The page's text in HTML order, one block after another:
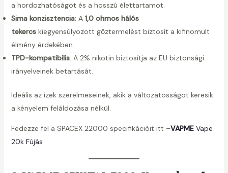
a hordozhatóságot és a hosszú élettartamot.
Sima konzisztencia: A 1,0 ohmos hálós
tekercskiegyensúlyozott gőztermelést biztosít a kifinomult
élmény érdekében.
TPD-kompatibilis: A 2% nikotin biztosítja az EU biztonsági
irányelveinek betartását.
Ideális az ízek szerelmeseinek, akik a változatosságot keresik
a kényelem feláldozása nélkül.
Fedezze fel a SPACEX 22000 specifikációit itt –VAPMEVape
20k Fújás